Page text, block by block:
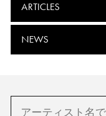
ARTICLES
NEWS